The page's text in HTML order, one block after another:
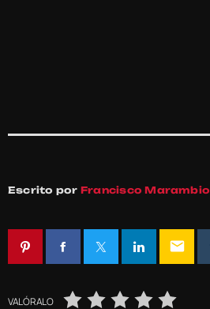
Escrito por Francisco Marambio
email
VALÓRALO